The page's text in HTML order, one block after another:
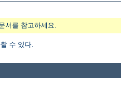
서를 참고하세요.
수 있다.